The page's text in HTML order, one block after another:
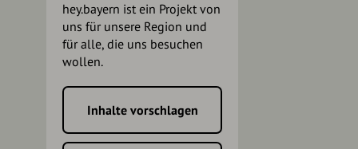
hey.bayern ist ein Projekt von
uns für unsere Region und
für alle, die uns besuchen
wollen.
Inhalte vorschlagen